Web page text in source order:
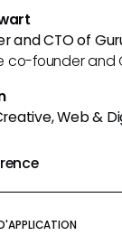
and CTO of
co-founder and
Web &